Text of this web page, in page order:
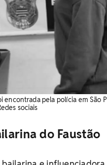
encontrada pela polícia em São
sociais
do Faustão